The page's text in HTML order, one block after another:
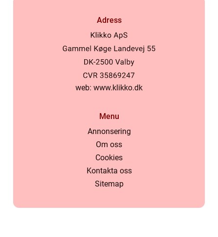
Adress
web: www.klikko.dk
Menu
Annonsering
Om oss
Cookies
Kontakta oss
Sitemap